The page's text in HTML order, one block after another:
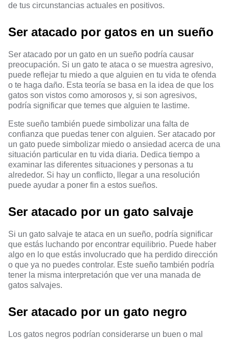
de tus circunstancias actuales en positivos.
Ser atacado por gatos en un sueño
Ser atacado por un gato en un sueño podría causar
preocupación. Si un gato te ataca o se muestra agresivo,
puede reflejar tu miedo a que alguien en tu vida te ofenda
o te haga daño. Esta teoría se basa en la idea de que los
gatos son vistos como amorosos y, si son agresivos,
podría significar que temes que alguien te lastime.
Este sueño también puede simbolizar una falta de
confianza que puedas tener con alguien. Ser atacado por
un gato puede simbolizar miedo o ansiedad acerca de una
situación particular en tu vida diaria. Dedica tiempo a
examinar las diferentes situaciones y personas a tu
alrededor. Si hay un conflicto, llegar a una resolución
puede ayudar a poner fin a estos sueños.
Ser atacado por un gato salvaje
Si un gato salvaje te ataca en un sueño, podría significar
que estás luchando por encontrar equilibrio. Puede haber
algo en lo que estás involucrado que ha perdido dirección
o que ya no puedes controlar. Este sueño también podría
tener la misma interpretación que ver una manada de
gatos salvajes.
Ser atacado por un gato negro
Los gatos negros podrían considerarse un buen o mal